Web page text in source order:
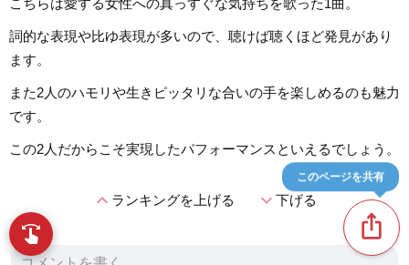
詞的な表現や比ゆ表現が多いので、聴けば聴くほど発見があり
ます。
また2人のハモリや生きピッタリな合いの手を楽しめるのも魅力
です。
この2人だからこそ実現したパフォーマンスといえるでしょう。
expand_lessランキングを上げる expand_more下げる
ios_share
このページを共有
swipe 指先で音楽をブラウズ